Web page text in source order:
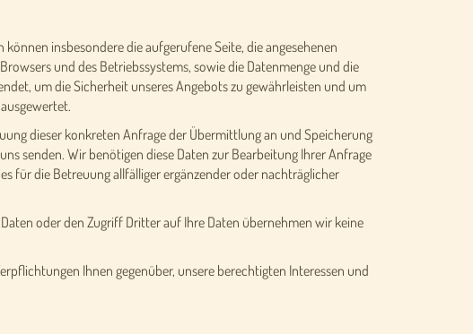
insbesondere die aufgerufene Seite, die angesehenen
und des Betriebssystems, sowie die Datenmenge und die
um die Sicherheit unseres Angebots zu gewährleisten und um
dieser konkreten Anfrage der Übermittlung an und Speicherung
senden. Wir benötigen diese Daten zur Bearbeitung Ihrer Anfrage
für die Betreuung allfälliger ergänzender oder nachträglicher
oder den Zugriff Dritter auf Ihre Daten übernehmen wir keine
Ihnen gegenüber, unsere berechtigten Interessen und